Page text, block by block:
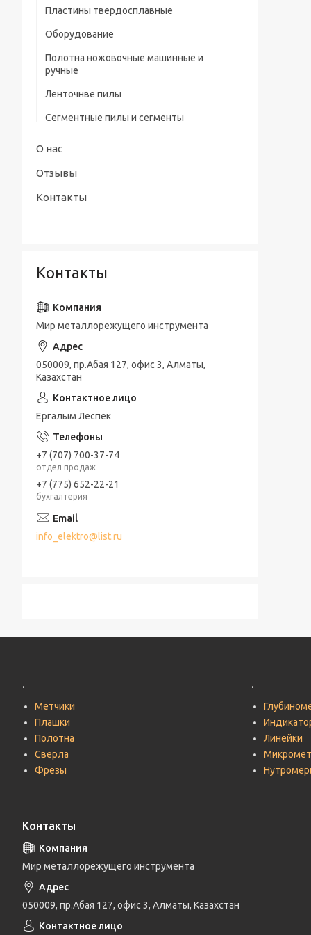
предохранительного конуса (тип А)
Сверла центровочные Р6М5 с
предохранительным конусом (тип В)
радиусные (тип R)
ШЦЦ-III ГОСТ 166-89
Пластины твердосплавные
Оборудование
Полотна ножовочные машинные и
ручные
Ленточнве пилы
Сегментные пилы и сегменты
О нас
Отзывы
Контакты
Контакты
Мир металлорежущего инструмента
050009, пр.Абая 127, офис 3, Алматы,
Казахстан
Ергалым Леспек
+7 (707) 700-37-74
отдел продаж
+7 (775) 652-22-21
бухгалтерия
info_elektro@list.ru
.
Метчики
Плашки
Полотна
Сверла
Фрезы
.
Линейки
Контакты
Мир металлорежущего инструмента
050009, пр.Абая 127, офис 3, Алматы, Казахстан